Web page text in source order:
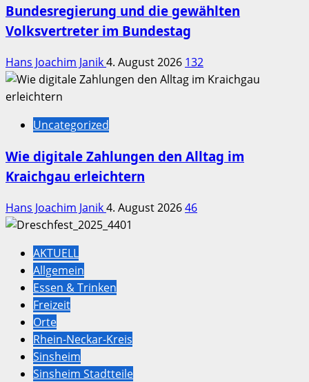
Bundesregierung und die gewählten
Volksvertreter im Bundestag
Hans Joachim Janik4. August 2026 132
Uncategorized
Wie digitale Zahlungen den Alltag im
Kraichgau erleichtern
Hans Joachim Janik4. August 202646
AKTUELL
Allgemein
Essen & Trinken
Freizeit
Orte
Rhein-Neckar-Kreis
Sinsheim
Sinsheim Stadtteile